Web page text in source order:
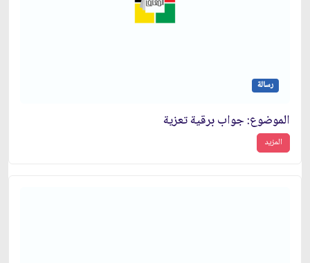
رسالة
الموضوع: جواب برقية تعزية
المزيد